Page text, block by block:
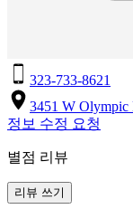
323-733-8621
3451 W Olympic
정보 수정 요청
별점 리뷰
리뷰 쓰기